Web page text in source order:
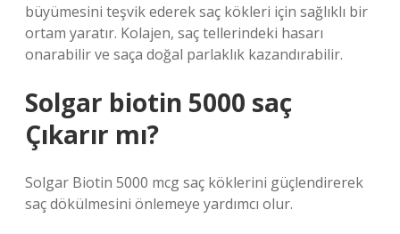
büyümesini teşvik ederek saç kökleri için sağlıklı bir
ortam yaratır. Kolajen, saç tellerindeki hasarı
onarabilir ve saça doğal parlaklık kazandırabilir.
Solgar biotin 5000 saç
Çıkarır mı?
Solgar Biotin 5000 mcg saç köklerini güçlendirerek
saç dökülmesini önlemeye yardımcı olur.